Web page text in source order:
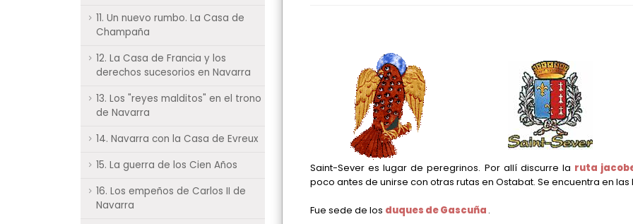
11. Un nuevo rumbo. La Casa de
Champaña
12. La Casa de Francia y los
derechos sucesorios en Navarra
13. Los "reyes malditos" en el trono
de Navarra
14. Navarra con la Casa de Evreux
15. La guerra de los Cien Años
16. Los empeños de Carlos II de
Navarra
Saint-Sever es lugar de peregrinos. Por allí discurre la ruta
poco antes de unirse con otras rutas en Ostabat. Se encuentra en
Fue sede de los duques de Gascuña .